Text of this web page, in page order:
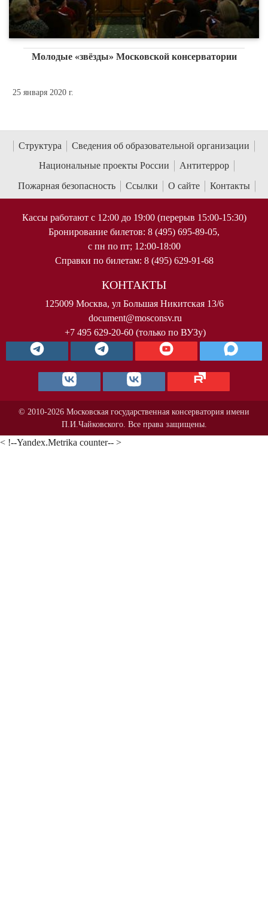
Молодые «звёзды» Московской консерватории
25 января 2020 г.
Структура
Сведения об образовательной организации
Национальные проекты России
Антитеррор
Пожарная безопасность
Ссылки О сайте Контакты
Кассы работают с 12:00 до 19:00 (перерыв 15:00-15:30)
Бронирование билетов: 8 (495) 695-89-05,
с пн по пт; 12:00-18:00
Справки по билетам: 8 (495) 629-91-68
КОНТАКТЫ
125009 Москва, ул Большая Никитская 13/6
document@mosconsv.ru
+7 495 629-20-60 (только по ВУЗу)
© 2010-2026 Московская государственная консерватория имени
П.И.Чайковского. Все права защищены.
< !--Yandex.Metrika counter-- >